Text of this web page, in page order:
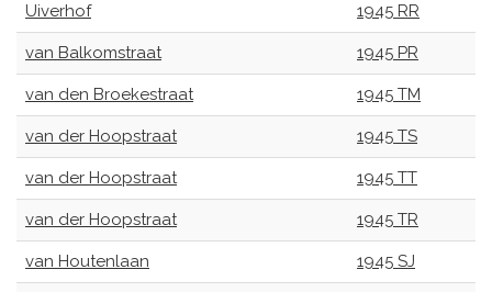
Uiverhof 1945 RR
van Balkomstraat 1945 PR
van den Broekestraat 1945 TM
van der Hoopstraat 1945 TS
van der Hoopstraat 1945 TT
van der Hoopstraat 1945 TR
van Houtenlaan 1945 SJ